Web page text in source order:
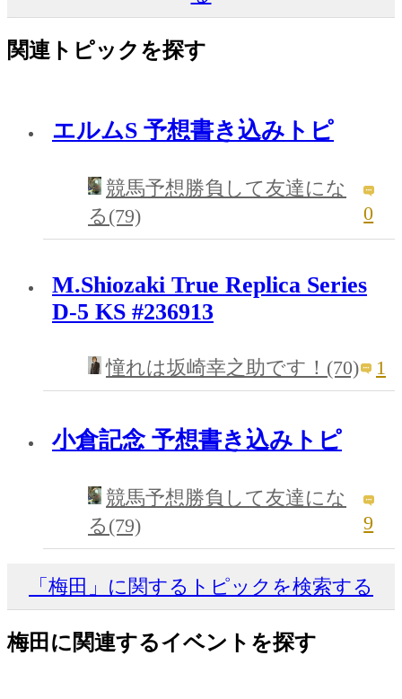
関連トピックを探す
エルムS 予想書き込みトピ
競馬予想勝負して友達にな
る(79)
0
M.Shiozaki True Replica Series
D-5 KS #236913
憧れは坂崎幸之助です！(70) 1
小倉記念 予想書き込みトピ
競馬予想勝負して友達にな
る(79)
9
「梅田」に関するトピックを検索する
梅田に関連するイベントを探す